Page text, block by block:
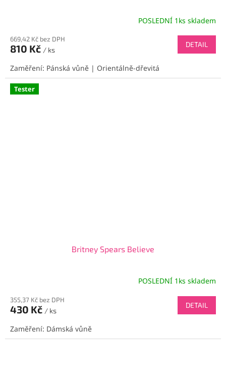
POSLEDNÍ 1ks skladem
669,42 Kč bez DPH
810 Kč / ks
DETAIL
Zaměření: Pánská vůně | Orientálně-dřevitá
Tester
Britney Spears Believe
POSLEDNÍ 1ks skladem
355,37 Kč bez DPH
430 Kč / ks
DETAIL
Zaměření: Dámská vůně